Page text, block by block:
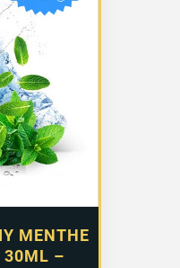
MENTHE
30ML –